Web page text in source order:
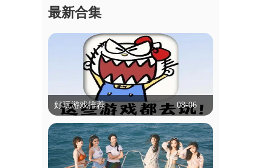
最新合集
好玩游戏推荐 08-06
好玩游戏推荐
什么游戏比较好玩,可以推荐吗？本专题
就帮大家解决这个困扰，专题里的游戏有